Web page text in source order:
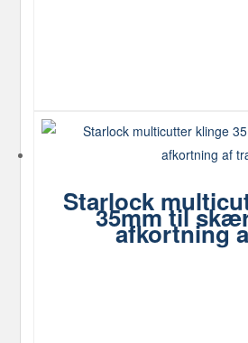
Starlock
35mm til
afkortning